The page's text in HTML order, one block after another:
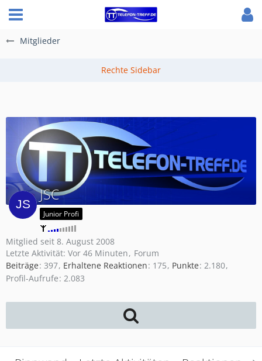
Mitglieder
JSC
Junior Profi
Mitglied seit 8. August 2008
Letzte Aktivität: Vor 46 Minuten
Forum
Beiträge 397 Erhaltene Reaktionen 175 Punkte 2.180
Profil-Aufrufe 2.083